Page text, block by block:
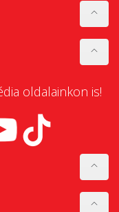
oldalainkon is!